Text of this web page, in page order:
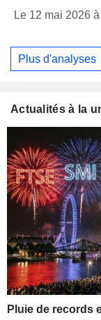
Le 12 mai 2026
Plus d'analyses
Actualités à la
Pluie de records